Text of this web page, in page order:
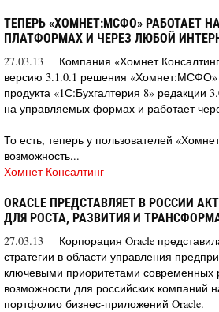
ТЕПЕРЬ «ХОМНЕТ:МСФО» РАБОТАЕТ
ПЛАТФОРМАХ И ЧЕРЕЗ ЛЮБОЙ
27.03.13
Компания «Хомнет
версию 3.1.0.1 решения «Хомнет:МСФО»
продукта «1С:Бухгалтерия 8» редакции
на управляемых формах и работает
То есть, теперь у пользователей
возможность...
Хомнет Консалтинг
ORACLE ПРЕДСТАВЛЯЕТ В РОССИИ
ДЛЯ РОСТА, РАЗВИТИЯ И
27.03.13
Корпорация Oracle
стратегии в области управления
ключевыми приоритетами современных
возможности для российских компаний
портфолио бизнес-приложений Oracle.